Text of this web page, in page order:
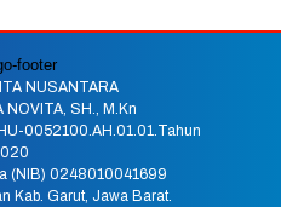
NUSANTARA
NOVITA, SH., M.Kn
0052100.AH.01.01.Tahun
(NIB) 0248010041699
Kab. Garut, Jawa Barat.